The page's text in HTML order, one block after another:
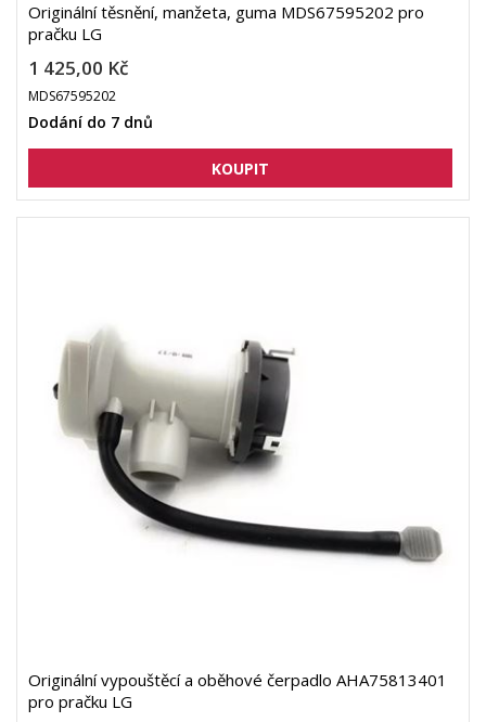
Originální těsnění, manžeta, guma MDS67595202 pro
pračku LG
1 425,00 Kč
MDS67595202
Dodání do 7 dnů
Originální vypouštěcí a oběhové čerpadlo AHA75813401
pro pračku LG